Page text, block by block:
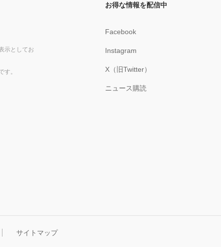
示としてお
す。
お得な情報を配信中
Facebook
Instagram
X（旧Twitter）
ニュース購読
サイトマップ